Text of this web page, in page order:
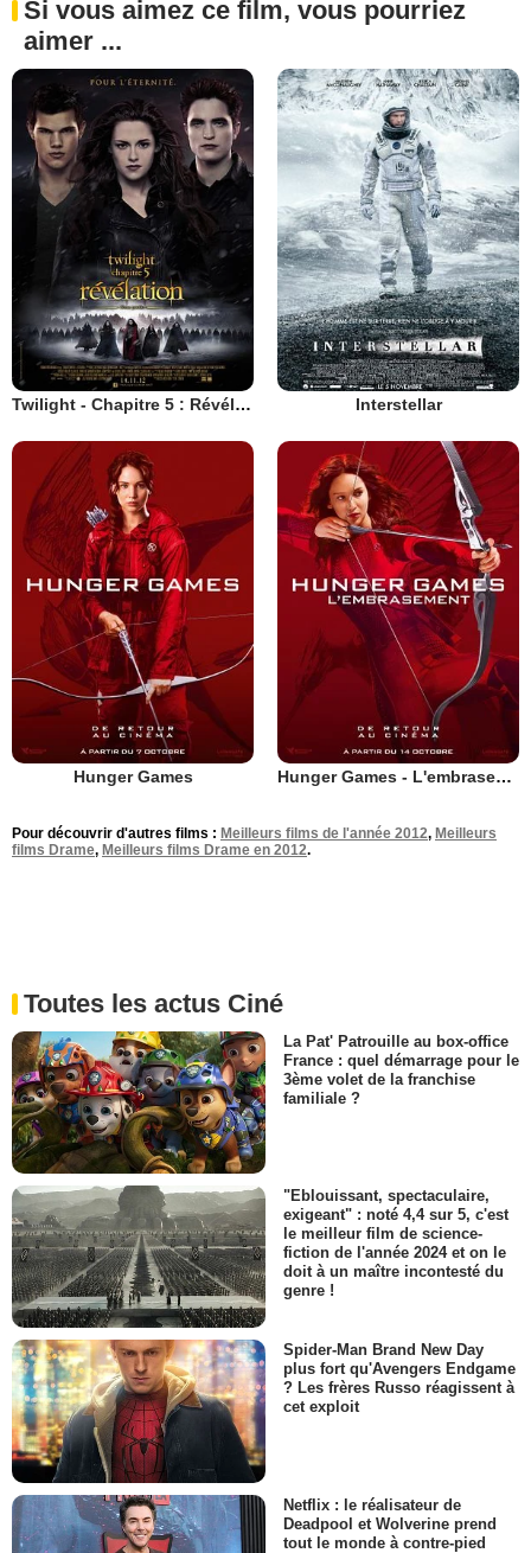
Si vous aimez ce film, vous pourriez
aimer ...
Twilight - Chapitre 5 : Révélation 2e partie Interstellar
Hunger Games Hunger Games - L'embrasement
Pour découvrir d'autres films : Meilleurs films de l'année 2012, Meilleurs
films Drame, Meilleurs films Drame en 2012.
Toutes les actus Ciné
La Pat' Patrouille au box-office
France : quel démarrage pour le
3ème volet de la franchise
familiale ?
"Eblouissant, spectaculaire,
exigeant" : noté 4,4 sur 5, c'est
le meilleur film de science-
fiction de l'année 2024 et on le
doit à un maître incontesté du
genre !
Spider-Man Brand New Day
plus fort qu'Avengers Endgame
? Les frères Russo réagissent à
cet exploit
Netflix : le réalisateur de
Deadpool et Wolverine prend
tout le monde à contre-pied